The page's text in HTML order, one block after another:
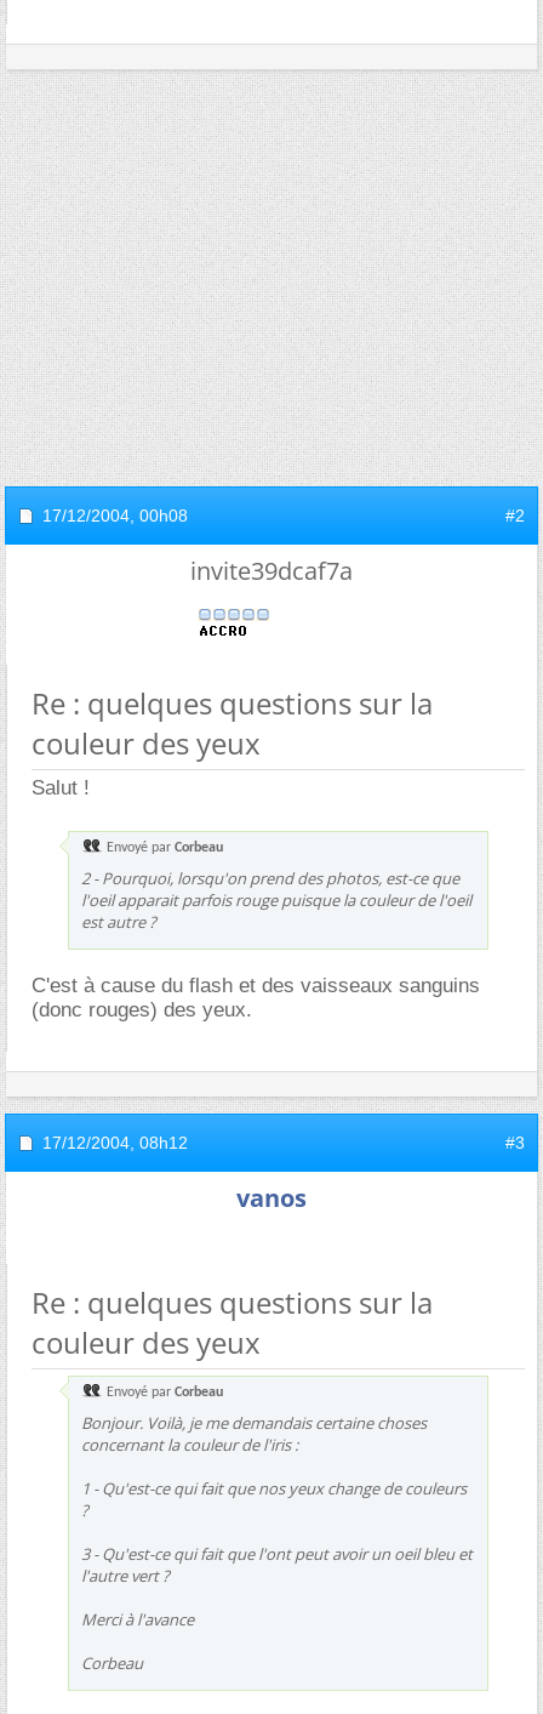
17/12/2004, 00h08 #2
invite39dcaf7a
Re : quelques questions sur la
couleur des yeux
Salut !
Envoyé par Corbeau
2 - Pourquoi, lorsqu'on prend des photos, est-ce que
l'oeil apparait parfois rouge puisque la couleur de l'oeil
est autre ?
C'est à cause du flash et des vaisseaux sanguins
(donc rouges) des yeux.
17/12/2004, 08h12 #3
vanos
Re : quelques questions sur la
couleur des yeux
Envoyé par Corbeau
Bonjour. Voilà, je me demandais certaine choses
concernant la couleur de l'iris :
1 - Qu'est-ce qui fait que nos yeux change de couleurs
?
3 - Qu'est-ce qui fait que l'ont peut avoir un oeil bleu et
l'autre vert ?
Merci à l'avance
Corbeau